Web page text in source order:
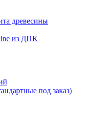
древесины
из ДПК
под заказ)